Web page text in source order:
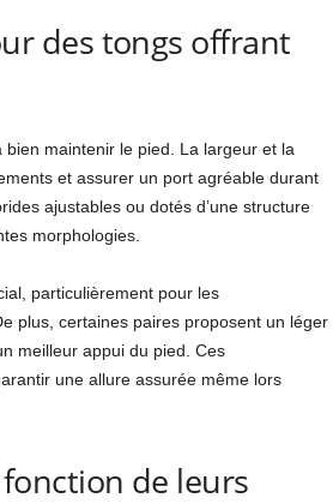
des tongs offrant
maintenir le pied. La largeur et la
et assurer un port agréable durant
ajustables ou dotés d’une structure
morphologies.
particulièrement pour les
plus, certaines paires proposent un léger
meilleur appui du pied. Ces
une allure assurée même lors
de leurs